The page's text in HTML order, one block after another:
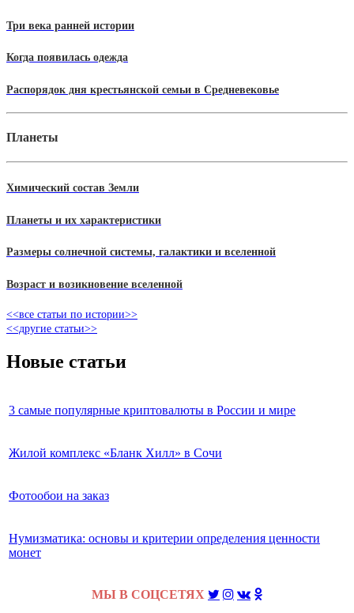
Три века ранней истории
Когда появилась одежда
Распорядок дня крестьянской семьи в Средневековье
Планеты
Химический состав Земли
Планеты и их характеристики
Размеры солнечной системы, галактики и вселенной
Возраст и возикновение вселенной
<<все статьи по истории>>
<<другие статьи>>
Новые статьи
3 самые популярные криптовалюты в России и мире
Жилой комплекс «Бланк Хилл» в Сочи
Фотообои на заказ
Нумизматика: основы и критерии определения ценности
монет
МЫ В СОЦСЕТЯХ